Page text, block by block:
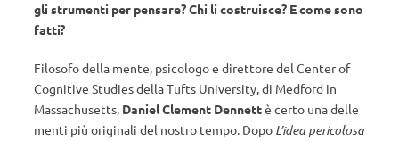
gli strumenti per pensare? Chi li costruisce? E come sono
fatti?
Filosofo della mente, psicologo e direttore del Center of
Cognitive Studies della Tufts University, di Medford in
Massachusetts, Daniel Clement Dennettè certo una delle
menti più originali del nostro tempo. Dopo L’idea pericolosa